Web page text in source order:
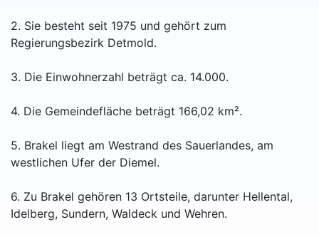
2. Sie besteht seit 1975 und gehört zum
Regierungsbezirk Detmold.
3. Die Einwohnerzahl beträgt ca. 14.000.
4. Die Gemeindefläche beträgt 166,02 km².
5. Brakel liegt am Westrand des Sauerlandes, am
westlichen Ufer der Diemel.
6. Zu Brakel gehören 13 Ortsteile, darunter Hellental,
Idelberg, Sundern, Waldeck und Wehren.